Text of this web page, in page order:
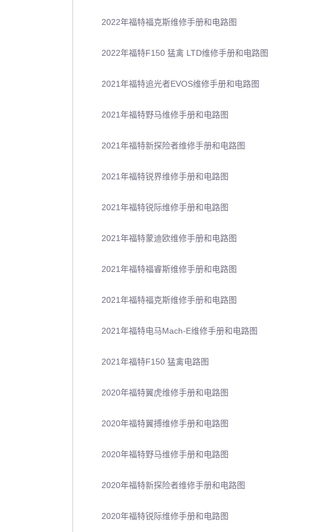
2022年福特福克斯维修手册和电路图
2022年福特F150 猛禽 LTD维修手册和电路图
2021年福特追光者EVOS维修手册和电路图
2021年福特野马维修手册和电路图
2021年福特新探险者维修手册和电路图
2021年福特锐界维修手册和电路图
2021年福特锐际维修手册和电路图
2021年福特蒙迪欧维修手册和电路图
2021年福特福睿斯维修手册和电路图
2021年福特福克斯维修手册和电路图
2021年福特电马Mach-E维修手册和电路图
2021年福特F150 猛禽电路图
2020年福特翼虎维修手册和电路图
2020年福特翼搏维修手册和电路图
2020年福特野马维修手册和电路图
2020年福特新探险者维修手册和电路图
2020年福特锐际维修手册和电路图